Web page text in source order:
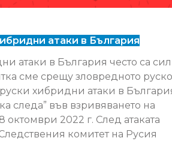
атаки в България
атаки в България често са
сме срещу зловредното руско
хибридни атаки в
следа” във взривяването на
октомври 2022 г. След атаката
комитет на Русия